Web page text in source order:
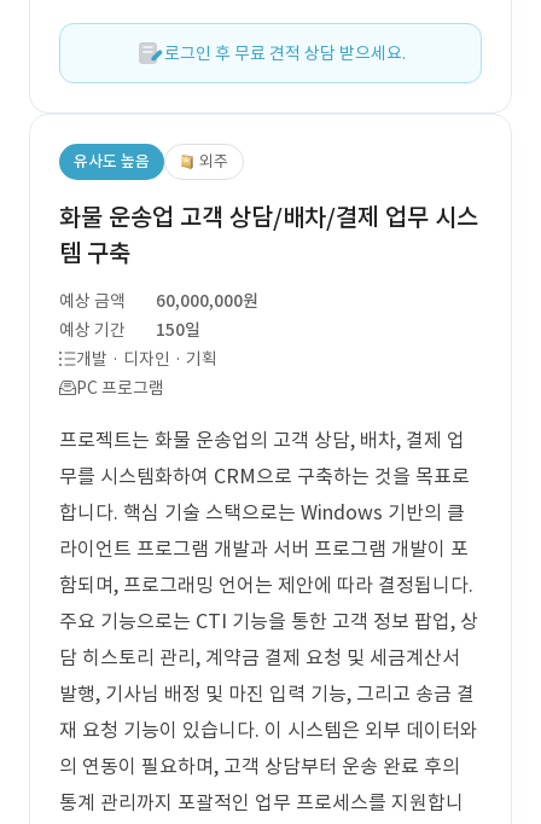
로그인 후 무료 견적 상담 받으세요.
유사도 높음 외주
화물 운송업 고객 상담/배차/결제 업무 시스
템 구축
예상 금액
60,000,000원
예상 기간
150일
개발 · 디자인 · 기획
PC 프로그램
프로젝트는 화물 운송업의 고객 상담, 배차, 결제 업
무를 시스템화하여 CRM으로 구축하는 것을 목표로
합니다. 핵심 기술 스택으로는 Windows 기반의 클
라이언트 프로그램 개발과 서버 프로그램 개발이 포
함되며, 프로그래밍 언어는 제안에 따라 결정됩니다.
주요 기능으로는 CTI 기능을 통한 고객 정보 팝업, 상
담 히스토리 관리, 계약금 결제 요청 및 세금계산서
발행, 기사님 배정 및 마진 입력 기능, 그리고 송금 결
재 요청 기능이 있습니다. 이 시스템은 외부 데이터와
의 연동이 필요하며, 고객 상담부터 운송 완료 후의
통계 관리까지 포괄적인 업무 프로세스를 지원합니